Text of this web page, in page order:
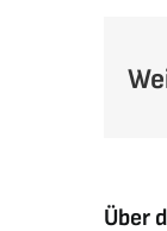
Über